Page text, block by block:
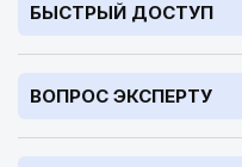
БЫСТРЫЙ ДОСТУП
ВОПРОС ЭКСПЕРТУ